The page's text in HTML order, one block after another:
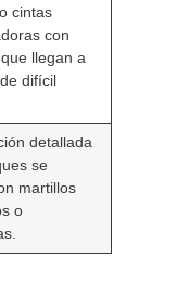
cintas
con
llegan a
difícil
detallada
se
martillos
o